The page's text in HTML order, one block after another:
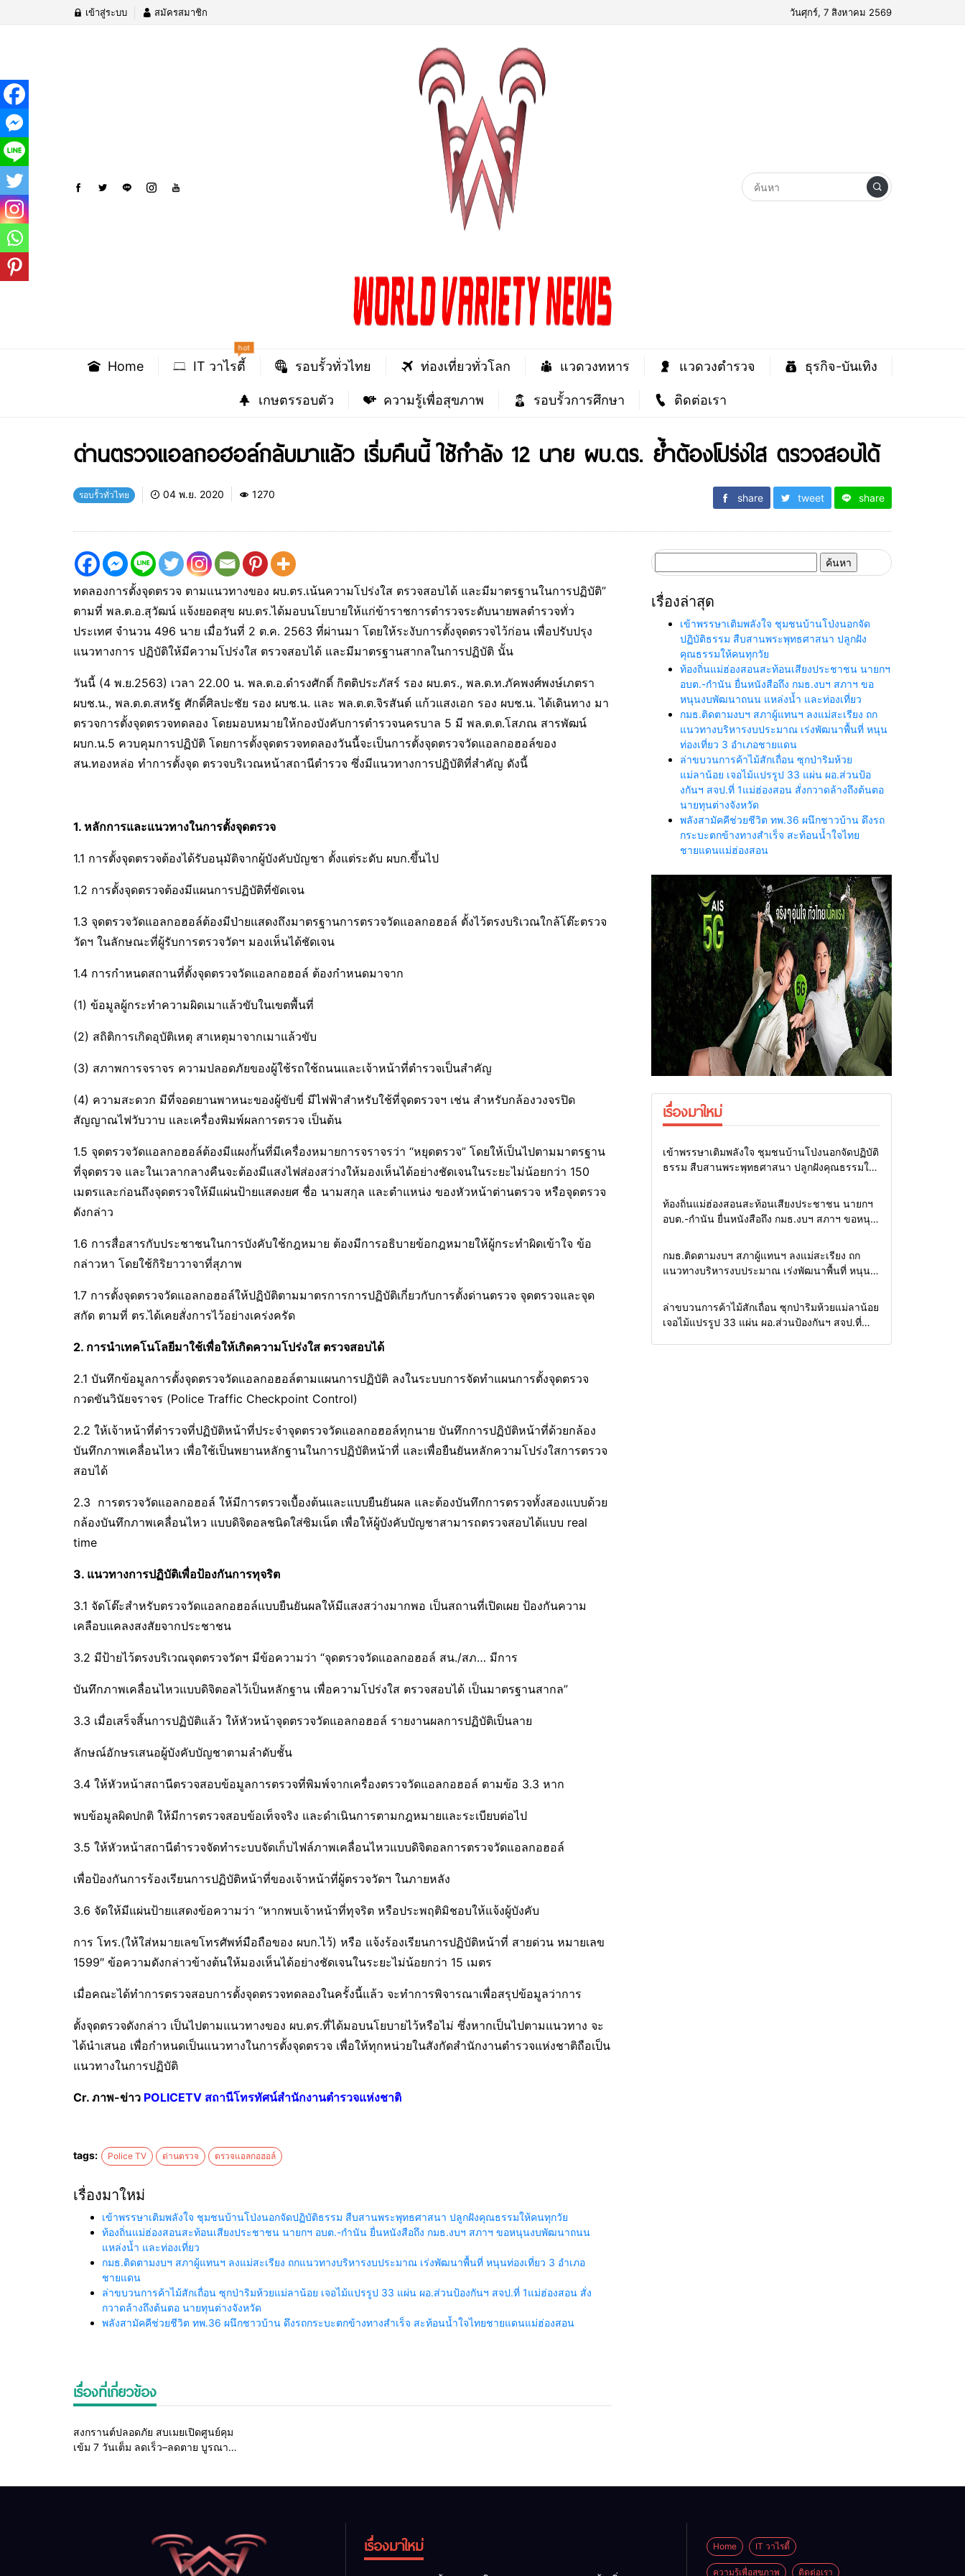
เข้าสู่ระบบ สมัครสมาชิก วันศุกร์, 7 สิงหาคม 2569
Home IT วาไรตี้
hot
รอบรั้วทั่วไทย ท่องเที่ยวทั่วโลก แวดวงทหาร แวดวงตำรวจ ธุรกิจ-บันเทิง
เกษตรรอบตัว ความรู้เพื่อสุขภาพ รอบรั้วการศึกษา ติดต่อเรา
ด่านตรวจแอลกอฮอล์กลับมาแล้ว เริ่มคืนนี้ ใช้กำลัง 12 นาย ผบ.ตร. ย้ำต้องโปร่งใส ตรวจสอบได้
รอบรั้วทั่วไทย 04 พ.ย. 2020 1270 share tweet share
ทดลองการตั้งจุดตรวจ ตามแนวทางของ ผบ.ตร.เน้นความโปร่งใส ตรวจสอบได้ และมีมาตรฐานในการปฏิบัติ”
ตามที่ พล.ต.อ.สุวัฒน์ แจ้งยอดสุข ผบ.ตร.ได้มอบนโยบายให้แก่ข้าราชการตำรวจระดับนายพลตำรวจทั่ว
ประเทศ จำนวน 496 นาย เมื่อวันที่ 2 ต.ค. 2563 ที่ผ่านมา โดยให้ระงับการตั้งจุดตรวจไว้ก่อน เพื่อปรับปรุง
แนวทางการ ปฏิบัติให้มีความโปร่งใส ตรวจสอบได้ และมีมาตรฐานสากลในการปฏิบัติ นั้น
วันนี้ (4 พ.ย.2563) เวลา 22.00 น. พล.ต.อ.ดำรงศักดิ์ กิตติประภัสร์ รอง ผบ.ตร., พล.ต.ท.ภัคพงศ์พงษ์เภตรา
ผบช.น., พล.ต.ต.สหรัฐ ศักดิ์ศิลปะชัย รอง ผบช.น. และ พล.ต.ต.จิรสันต์ แก้วแสงเอก รอง ผบช.น. ได้เดินทาง มา
ตรวจการตั้งจุดตรวจทดลอง โดยมอบหมายให้กองบังคับการตำรวจนครบาล 5 มี พล.ต.ต.โสภณ สารพัฒน์
ผบก.น.5 ควบคุมการปฏิบัติ โดยการตั้งจุดตรวจทดลองวันนี้จะเป็นการตั้งจุดตรวจวัดแอลกอฮอล์ของ
สน.ทองหล่อ ทำการตั้งจุด ตรวจบริเวณหน้าสถานีตำรวจ ซึ่งมีแนวทางการปฏิบัติที่สำคัญ ดังนี้
1. หลักการและแนวทางในการตั้งจุดตรวจ
1.1 การตั้งจุดตรวจต้องได้รับอนุมัติจากผู้บังคับบัญชา ตั้งแต่ระดับ ผบก.ขึ้นไป
1.2 การตั้งจุดตรวจต้องมีแผนการปฏิบัติที่ขัดเจน
1.3 จุดตรวจวัดแอลกอฮอล์ต้องมีป่ายแสดงถึงมาตรฐานการตรวจวัดแอลกอฮอล์ ตั้งไว้ตรงบริเวณใกล้โต๊ะตรวจ
วัดฯ ในลักษณะที่ผู้รับการตรวจวัดฯ มองเห็นได้ชัดเจน
1.4 การกำหนดสถานที่ตั้งจุดตรวจวัดแอลกอฮอล์ ต้องกำหนดมาจาก
(1) ข้อมูลผู้กระทำความผิดเมาแล้วขับในเขตพื้นที่
(2) สถิติการเกิดอุบัติเหตุ สาเหตุมาจากเมาแล้วขับ
(3) สภาพการจราจร ความปลอดภัยของผู้ใช้รถใช้ถนนและเจ้าหน้าที่ตำรวจเป็นสำคัญ
(4) ความสะดวก มีที่จอดยานพาหนะของผู้ขับขี่ มีไฟฟ้าสำหรับใช้ที่จุดตรวจฯ เช่น สำหรับกล้องวงจรปิด
สัญญาณไฟวับวาบ และเครื่องพิมพ์ผลการตรวจ เป็นต้น
1.5 จุดตรวจวัดแอลกอฮอล์ต้องมีแผงกั้นที่มีเครื่องหมายการจราจรว่า “หยุดตรวจ” โดยให้เป็นไปตามมาตรฐาน
ที่จุดตรวจ และในเวลากลางคืนจะต้องมีแสงไฟส่องสว่างให้มองเห็นได้อย่างชัดเจนในระยะไม่น้อยกว่า 150
เมตรและก่อนถึงจุดตรวจให้มีแผ่นป้ายแสดงยศ ชื่อ นามสกุล และตำแหน่ง ของหัวหน้าต่านตรวจ หรือจุดตรวจ
ดังกล่าว
1.6 การสื่อสารกับประชาชนในการบังคับใช้กฎหมาย ต้องมีการอธิบายข้อกฎหมายให้ผู้กระทำผิดเข้าใจ ข้อ
กล่าวหา โดยใช้กิริยาวาจาที่สุภาพ
1.7 การตั้งจุดตรวจวัดแอลกอฮอล์ให้ปฏิบัติตามมาตรการการปฏิบัติเกี่ยวกับการตั้งด่านตรวจ จุดตรวจและจุด
สกัด ตามที่ ตร.ได้เคยสั่งการไว้อย่างเคร่งครัด
2. การนำเทคโนโลยีมาใช้เพื่อให้เกิดความโปร่งใส ตรวจสอบได้
2.1 บันทึกข้อมูลการตั้งจุดตรวจวัดแอลกอฮอล์ตามแผนการปฏิบัติ ลงในระบบการจัดทำแผนการตั้งจุดตรวจ
กวดขันวินัยจราจร (Police Traffic Checkpoint Control)
2.2 ให้เจ้าหน้าที่ตำรวจที่ปฏิบัติหน้าที่ประจำจุดตรวจวัดแอลกอฮอล์ทุกนาย บันทึกการปฏิบัติหน้าที่ด้วยกล้อง
บันทึกภาพเคลื่อนไหว เพื่อใช้เป็นพยานหลักฐานในการปฏิบัติหน้าที่ และเพื่อยืนยันหลักความโปร่งใสการตรวจ
สอบได้
2.3 การตรวจวัดแอลกอฮอล์ ให้มีการตรวจเบื้องต้นและแบบยืนยันผล และต้องบันทึกการตรวจทั้งสองแบบด้วย
กล้องบันทึกภาพเคลื่อนไหว แบบดิจิตอลชนิดใส่ซิมเน็ต เพื่อให้ผู้บังคับบัญชาสามารถตรวจสอบได้แบบ real
time
3. แนวทางการปฏิบัติเพื่อป้องกันการทุจริต
3.1 จัดโต๊ะสำหรับตรวจวัดแอลกอฮอล์แบบยืนยันผลให้มีแสงสว่างมากพอ เป็นสถานที่เปิดเผย ป้องกันความ
เคลือบแคลงสงสัยจากประชาชน
3.2 มีป้ายไว้ตรงบริเวณจุดตรวจวัดฯ มีข้อความว่า “จุดตรวจวัดแอลกอฮอล์ สน./สภ… มีการ
บันทึกภาพเคลื่อนไหวแบบดิจิตอลไว้เป็นหลักฐาน เพื่อความโปร่งใส ตรวจสอบได้ เป็นมาตรฐานสากล”
3.3 เมื่อเสร็จสิ้นการปฏิบัติแล้ว ให้หัวหน้าจุดตรวจวัดแอลกอฮอล์ รายงานผลการปฏิบัติเป็นลาย
ลักษณ์อักษรเสนอผู้บังคับบัญชาตามลำดับชั้น
3.4 ให้หัวหน้าสถานีตรวจสอบข้อมูลการตรวจที่พิมพ์จากเครื่องตรวจวัดแอลกอฮอล์ ตามข้อ 3.3 หาก
พบข้อมูลผิดปกติ ให้มีการตรวจสอบข้อเท็จจริง และดำเนินการตามกฎหมายและระเบียบต่อไป
3.5 ให้หัวหน้าสถานีตำรวจจัดทำระบบจัดเก็บไฟล์ภาพเคลื่อนไหวแบบดิจิตอลการตรวจวัดแอลกอฮอล์
เพื่อป้องกันการร้องเรียนการปฏิบัติหน้าที่ของเจ้าหน้าที่ผู้ตรวจวัดฯ ในภายหลัง
3.6 จัดให้มีแผ่นป้ายแสดงข้อความว่า “หากพบเจ้าหน้าที่ทุจริต หรือประพฤติมิชอบให้แจ้งผู้บังคับ
การ โทร.(ให้ใส่หมายเลขโทรศัพท์มือถือของ ผบก.ไว้) หรือ แจ้งร้องเรียนการปฏิบัติหน้าที่ สายด่วน หมายเลข
1599″ ข้อความดังกล่าวข้างต้นให้มองเห็นได้อย่างชัดเจนในระยะไม่น้อยกว่า 15 เมตร
เมื่อคณะได้ทำการตรวจสอบการตั้งจุดตรวจทดลองในครั้งนี้แล้ว จะทำการพิจารณาเพื่อสรุปข้อมูลว่าการ
ตั้งจุดตรวจดังกล่าว เป็นไปตามแนวทางของ ผบ.ตร.ที่ได้มอบนโยบายไว้หรือไม่ ซึ่งหากเป็นไปตามแนวทาง จะ
ได้นำเสนอ เพื่อกำหนดเป็นแนวทางในการตั้งจุดตรวจ เพื่อให้ทุกหน่วยในสังกัดสำนักงานตำรวจแห่งชาติถือเป็น
แนวทางในการปฏิบัติ
Cr. ภาพ-ข่าว POLICETV สถานีโทรทัศน์สำนักงานตำรวจแห่งชาติ
tags: Police TV ด่านตรวจ ตรวจแอลกอฮอล์
เรื่องมาใหม่
เข้าพรรษาเติมพลังใจ ชุมชนบ้านโป่งนอกจัดปฏิบัติธรรม สืบสานพระพุทธศาสนา ปลูกฝังคุณธรรมให้คนทุกวัย
ท้องถิ่นแม่ฮ่องสอนสะท้อนเสียงประชาชน นายกฯ อบต.-กำนัน ยื่นหนังสือถึง กมธ.งบฯ สภาฯ ขอหนุนงบพัฒนาถนน
แหล่งน้ำ และท่องเที่ยว
กมธ.ติดตามงบฯ สภาผู้แทนฯ ลงแม่สะเรียง ถกแนวทางบริหารงบประมาณ เร่งพัฒนาพื้นที่ หนุนท่องเที่ยว 3 อำเภอ
ชายแดน
ล่าขบวนการค้าไม้สักเถื่อน ซุกป่าริมห้วยแม่ลาน้อย เจอไม้แปรรูป 33 แผ่น ผอ.ส่วนป้องกันฯ สจป.ที่ 1แม่ฮ่องสอน สั่ง
กวาดล้างถึงต้นตอ นายทุนต่างจังหวัด
พลังสามัคคีช่วยชีวิต ทพ.36 ผนึกชาวบ้าน ดึงรถกระบะตกข้างทางสำเร็จ สะท้อนน้ำใจไทยชายแดนแม่ฮ่องสอน
เรื่องที่เกี่ยวข้อง
Home รอบรั้วทั่วไทย
สงกรานต์ปลอดภัย สบเมยเปิดศูนย์คุม
เข้ม 7 วันเต็ม ลดเร็ว–ลดตาย บูรณา
สำหรับ:
เรื่องล่าสุด
เข้าพรรษาเติมพลังใจ ชุมชนบ้านโป่งนอกจัด
ปฏิบัติธรรม สืบสานพระพุทธศาสนา ปลูกฝัง
คุณธรรมให้คนทุกวัย
ท้องถิ่นแม่ฮ่องสอนสะท้อนเสียงประชาชน นายกฯ
อบต.-กำนัน ยื่นหนังสือถึง กมธ.งบฯ สภาฯ ขอ
หนุนงบพัฒนาถนน แหล่งน้ำ และท่องเที่ยว
กมธ.ติดตามงบฯ สภาผู้แทนฯ ลงแม่สะเรียง ถก
แนวทางบริหารงบประมาณ เร่งพัฒนาพื้นที่ หนุน
ท่องเที่ยว 3 อำเภอชายแดน
ล่าขบวนการค้าไม้สักเถื่อน ซุกป่าริมห้วย
แม่ลาน้อย เจอไม้แปรรูป 33 แผ่น ผอ.ส่วนป้อ
งกันฯ สจป.ที่ 1แม่ฮ่องสอน สั่งกวาดล้างถึงต้นตอ
นายทุนต่างจังหวัด
พลังสามัคคีช่วยชีวิต ทพ.36 ผนึกชาวบ้าน ดึงรถ
กระบะตกข้างทางสำเร็จ สะท้อนน้ำใจไทย
ชายแดนแม่ฮ่องสอน
เรื่องมาใหม่
Home สายธรรมะ-พระเครื่อง
เข้าพรรษาเติมพลังใจ ชุมชนบ้านโป่งนอกจัดปฏิบัติ
ธรรม สืบสานพระพุทธศาสนา ปลูกฝังคุณธรรมให้
Home รอบรั้วทั่วไทย
ท้องถิ่นแม่ฮ่องสอนสะท้อนเสียงประชาชน นายกฯ
อบต.-กำนัน ยื่นหนังสือถึง กมธ.งบฯ สภาฯ ขอหนุน
Home รอบรั้วทั่วไทย
กมธ.ติดตามงบฯ สภาผู้แทนฯ ลงแม่สะเรียง ถก
แนวทางบริหารงบประมาณ เร่งพัฒนาพื้นที่ หนุน
Home รอบรั้วทั่วไทย
ล่าขบวนการค้าไม้สักเถื่อน ซุกป่าริมห้วยแม่ลาน้อย
เจอไม้แปรรูป 33 แผ่น ผอ.ส่วนป้องกันฯ สจป.ที่
เรื่องมาใหม่ Home IT วาไรตี้
ความรู้เพื่อสุขภาพ ติดต่อเรา